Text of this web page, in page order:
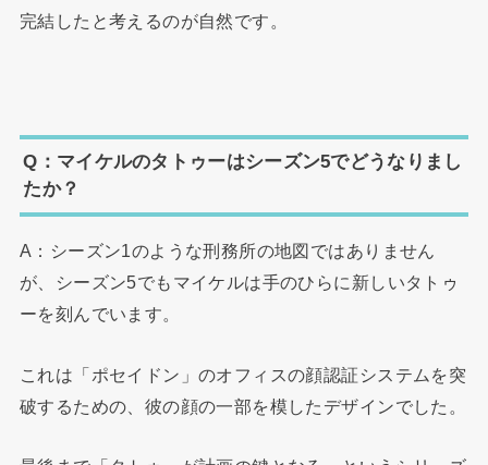
完結したと考えるのが自然です。
Q：マイケルのタトゥーはシーズン5でどうなりまし
たか？
A：シーズン1のような刑務所の地図ではありません
が、シーズン5でもマイケルは手のひらに新しいタトゥ
ーを刻んでいます。
これは「ポセイドン」のオフィスの顔認証システムを突
破するための、彼の顔の一部を模したデザインでした。